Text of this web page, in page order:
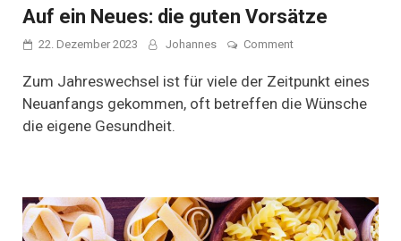
Auf ein Neues: die guten Vorsätze
22. Dezember 2023 Johannes Commenton
Neues:
die
Zum Jahreswechsel ist für viele der Zeitpunkt eines
Neuanfangs gekommen, oft betreffen die Wünsche
die eigene Gesundheit.